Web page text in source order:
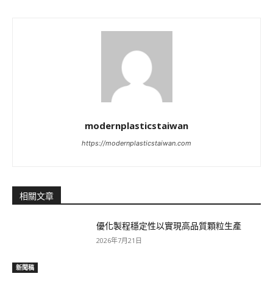
modernplasticstaiwan
https://modernplasticstaiwan.com
相關文章
新聞稿
優化製程穩定性以實現高品質顆粒生產
2026年7月21日